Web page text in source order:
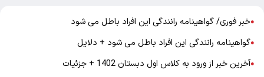
●خبر فوری/ گواهینامه رانندگی این افراد باطل می شود
●گواهینامه رانندگی این افراد باطل می شود + دلایل
●آخرین خبر از ورود به کلاس اول دبستان 1402 + جزئیات